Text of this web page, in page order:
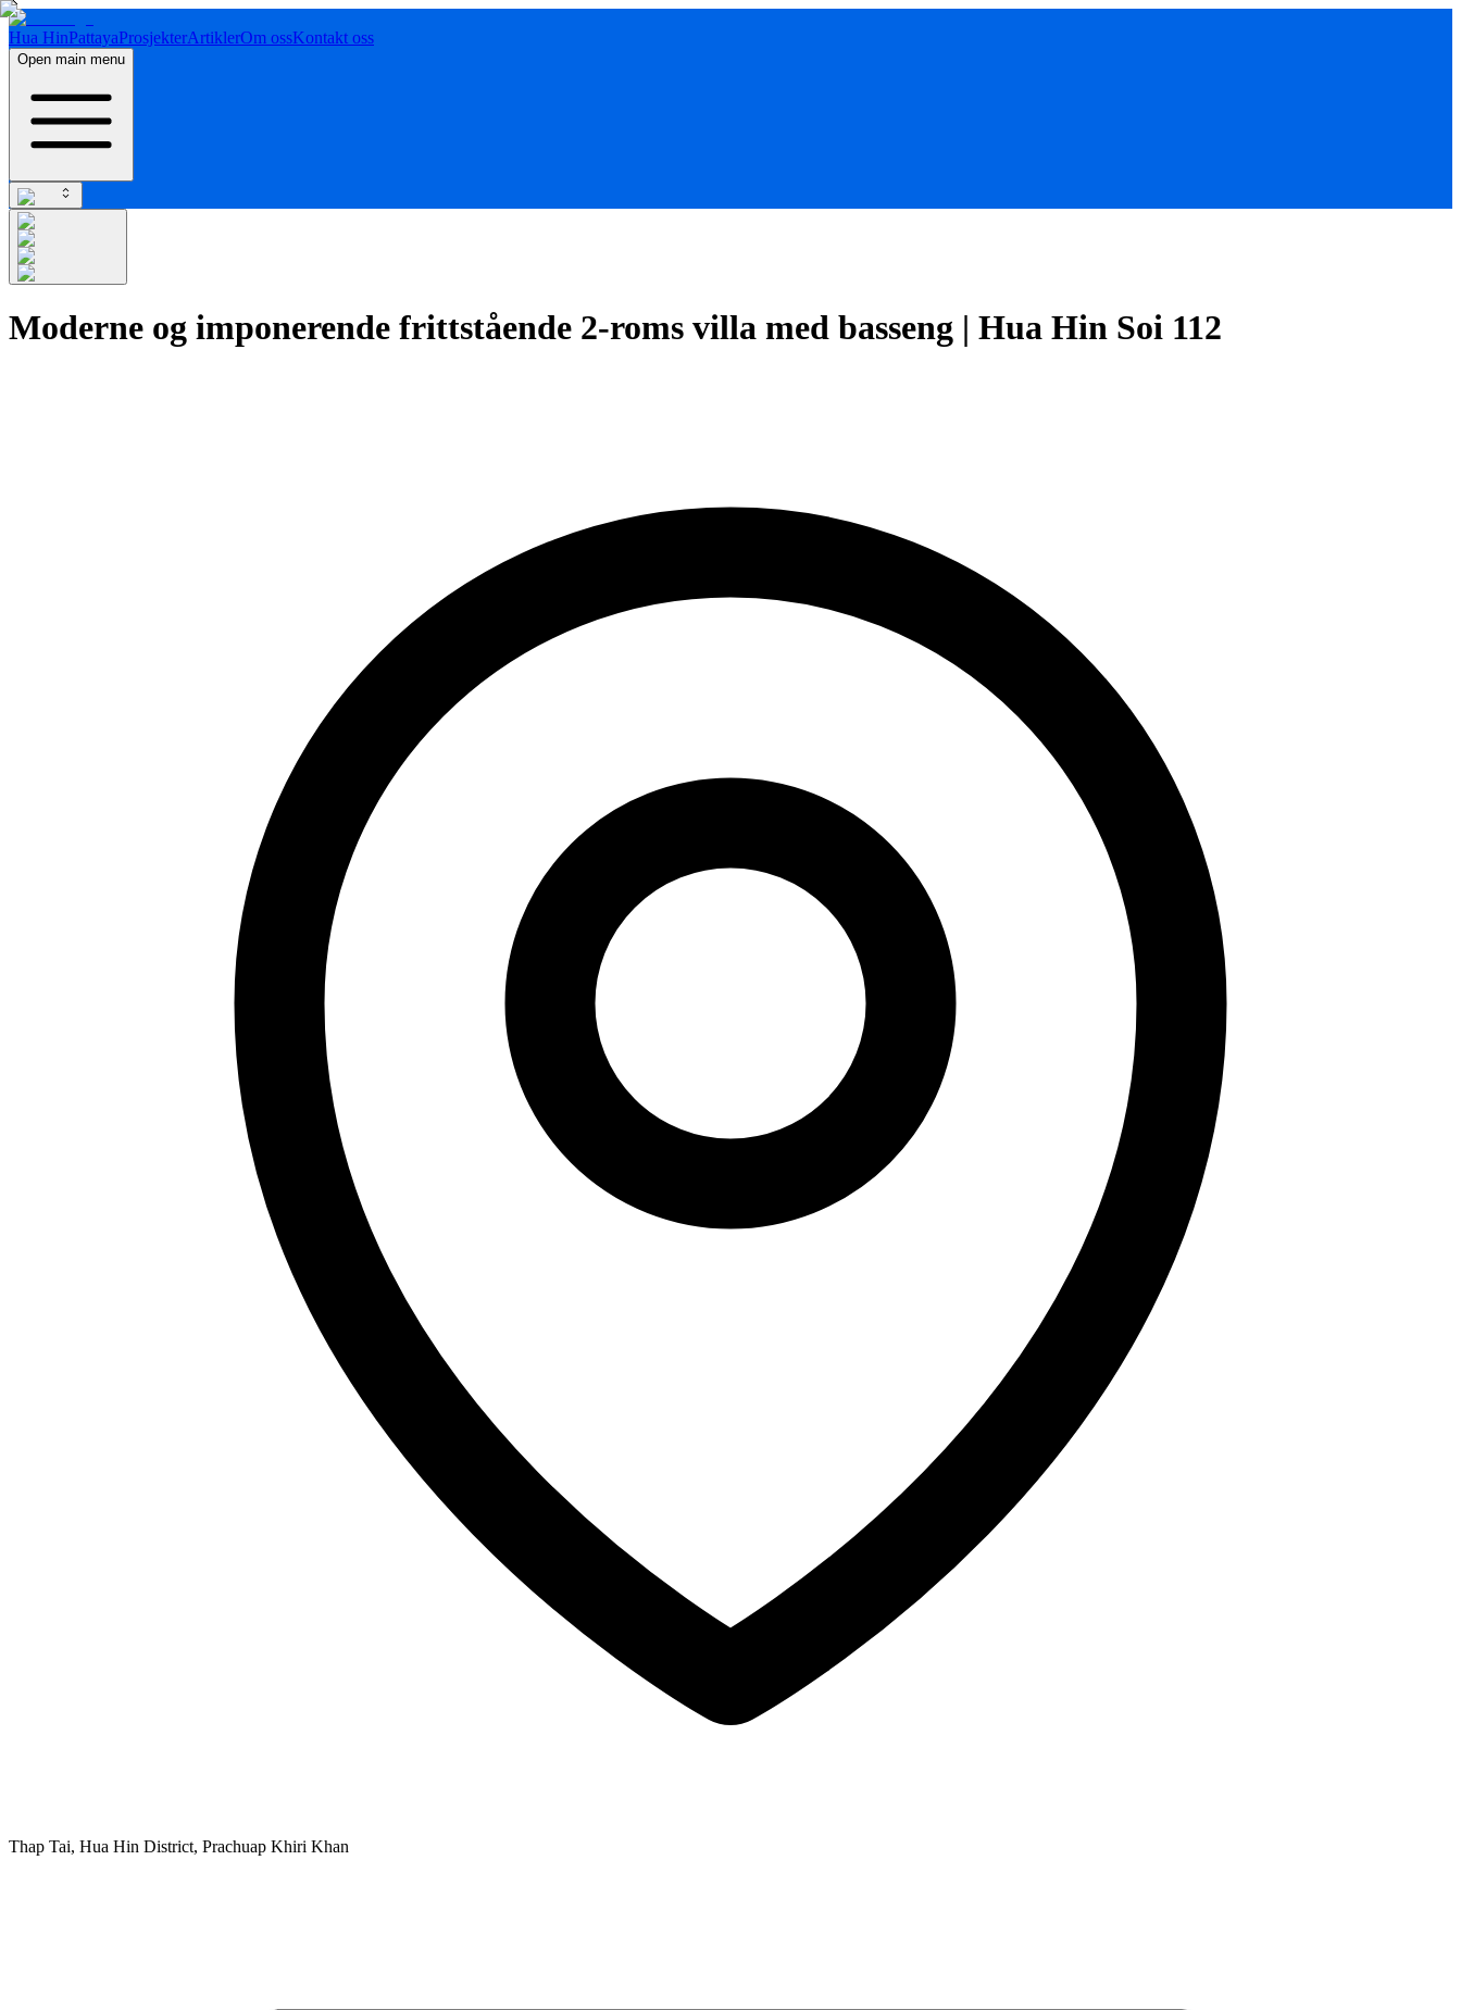
Hua HinPattayaProsjekterArtiklerOm ossKontakt oss
Open main menu
Moderne og imponerende frittstående 2-roms villa med basseng | Hua Hin Soi 112
Thap Tai, Hua Hin District, Prachuap Khiri Khan